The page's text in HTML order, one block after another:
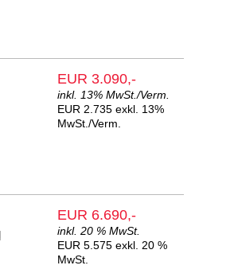
EUR 3.090,-
inkl. 13% MwSt./Verm.
EUR 2.735 exkl. 13%
MwSt./Verm.
EUR 6.690,-
inkl. 20 % MwSt.
EUR 5.575 exkl. 20 %
MwSt.